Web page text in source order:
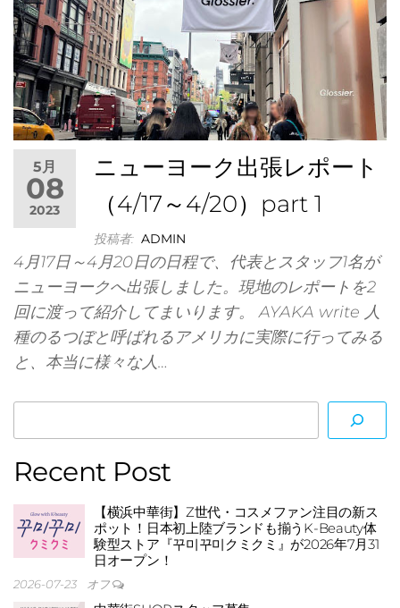
ーダー[
イヤ
5月
08
2023
ニューヨーク出張レポート
（4/17～4/20）part 1
投稿者: ADMIN
4月17日～4月20日の日程で、代表とスタッフ1名が
ニューヨークへ出張しました。現地のレポートを2
回に渡って紹介してまいります。 AYAKA write 人
種のるつぼと呼ばれるアメリカに実際に行ってみる
と、本当に様々な人…
Recent Post
【横浜中華街】Z世代・コスメファン注目の新ス
ポット！日本初上陸ブランドも揃うK-Beauty体
験型ストア『꾸미꾸미クミクミ』が2026年7月31
日オープン！
2026-07-23 オフ